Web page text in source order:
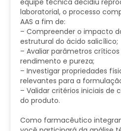
laboratorial, o processo
AAS a fim de:
– Compreender o impacto
estrutural do ácido salicílico;
– Avaliar parâmetros
rendimento e pureza;
– Investigar propriedades
relevantes para a
– Validar critérios iniciais de
do produto.
Como farmacêutico